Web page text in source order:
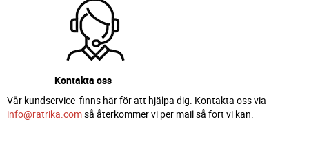
Kontakta oss
Vår kundservice finns här för att hjälpa dig. Kontakta oss via
info@ratrika.comså återkommer vi per mail så fort vi kan.